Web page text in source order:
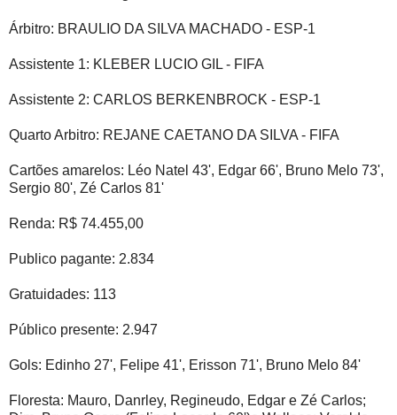
Árbitro: BRAULIO DA SILVA MACHADO - ESP-1
Assistente 1: KLEBER LUCIO GIL - FIFA
Assistente 2: CARLOS BERKENBROCK - ESP-1
Quarto Arbitro: REJANE CAETANO DA SILVA - FIFA
Cartões amarelos: Léo Natel 43', Edgar 66', Bruno Melo 73',
Sergio 80', Zé Carlos 81'
Renda: R$ 74.455,00
Publico pagante: 2.834
Gratuidades: 113
Público presente: 2.947
Gols: Edinho 27', Felipe 41', Erisson 71', Bruno Melo 84'
Floresta: Mauro, Danrley, Regineudo, Edgar e Zé Carlos;